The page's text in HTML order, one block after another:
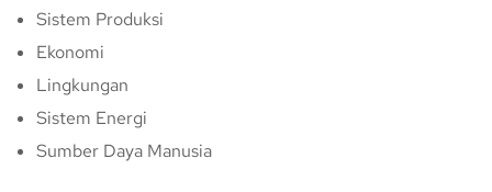
Sistem Produksi
Ekonomi
Lingkungan
Sistem Energi
Sumber Daya Manusia